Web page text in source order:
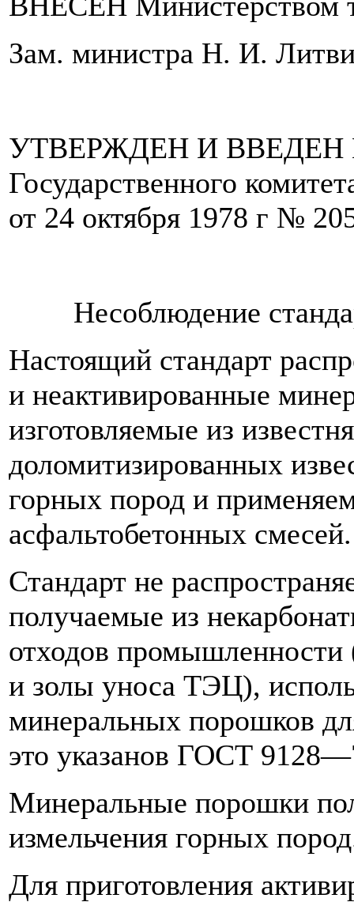
Зам. министра Н. И.
УТВЕРЖДЕН И ВВЕДЕН
Государственного
от 24 октября 1978 г №
Несоблюдение
Настоящий стандарт
и неактивированные
изготовляемые из
доломитизированных
горных пород и
асфальтобетонных смесей.
Стандарт не
получаемые из
отходов промышленности
и золы уноса ТЭЦ),
минеральных порошков
это указанов ГОСТ
Минеральные порошки
измельчения горных
Для приготовления